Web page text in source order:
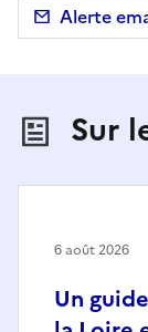
Alerte
Sur
Un
6 août 2026